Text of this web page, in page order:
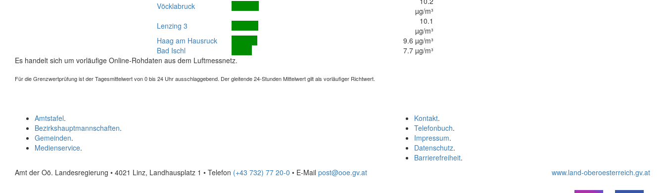
Vöcklabruck
µg/m³
Lenzing 3
10.1
µg/m³
Haag am Hausruck
9.6 µg/m³
Bad Ischl
7.7 µg/m³
Es handelt sich um vorläufige Online-Rohdaten aus dem Luftmessnetz.
Für die Grenzwertprüfung ist der Tagesmittelwert von 0 bis 24 Uhr ausschlaggebend. Der gleitende 24-Stunden Mittelwert gilt als vorläufiger Richtwert.
Kontakt.
Telefonbuch.
Impressum.
Datenschutz.
Barrierefreiheit.
Amtstafel.
Bezirkshauptmannschaften.
Gemeinden.
Medienservice.
Amt der Oö. Landesregierung • 4021 Linz, Landhausplatz 1 • Telefon (+43 732) 77 20-0 • E-Mail post@ooe.gv.at www.land-oberoesterreich.gv.at